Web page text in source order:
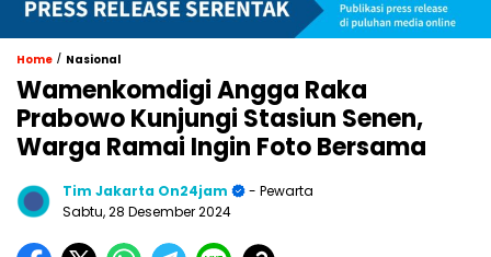
Home / Nasional
Wamenkomdigi Angga Raka
Prabowo Kunjungi Stasiun Senen,
Warga Ramai Ingin Foto Bersama
Tim Jakarta On24jam
- Pewarta
Sabtu, 28 Desember 2024